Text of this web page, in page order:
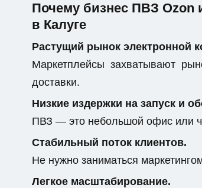
Почему бизнес ПВЗ Ozon
в Калуге
Растущий рынок электронной
Маркетплейсы захватывают
доставки.
Низкие издержки на запуск и
ПВЗ — это небольшой офис или
Стабильный поток клиентов.
Не нужно заниматься
Легкое масштабирование.